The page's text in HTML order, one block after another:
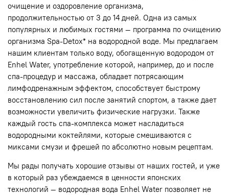
очищение и оздоровление организма,
продолжительностью от 3 до 14 дней. Одна из самых
популярных и любимых гостями — программа по очищению
организма Spa-Detox* на водородной воде. Мы предлагаем
нашим клиентам только воду, обогащенную водородом от
Enhel Water, употребление которой, например, до и после
спа-процедур и массажа, обладает потрясающим
лимфодренажным эффектом, способствует быстрому
восстановлению сил после занятий спортом, а также дает
возможности увеличить физические нагрузки. Также
каждый гость спа-комплекса может насладиться
водородными коктейлями, которые смешиваются с
миксами смузи и фрешей по абсолютно новым рецептам.
Мы рады получать хорошие отзывы от наших гостей, и уже
в который раз убеждаемся в ценности японских
технологий — водородная вода Enhel Water позволяет не